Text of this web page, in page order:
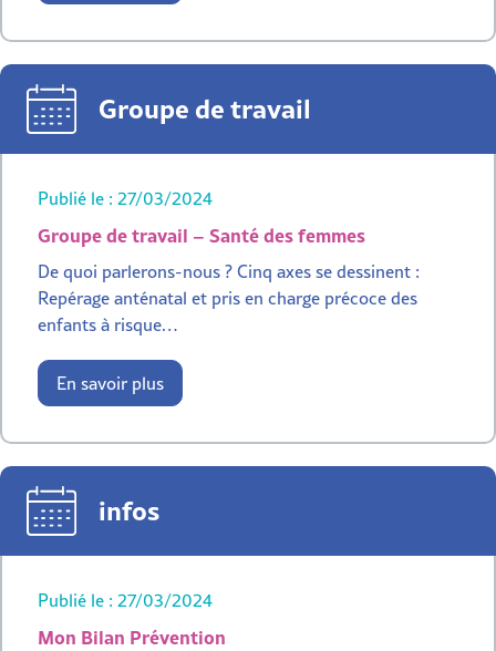
Groupe de travail
Publié le : 27/03/2024
Groupe de travail – Santé des femmes
De quoi parlerons-nous ? Cinq axes se dessinent :
Repérage anténatal et pris en charge précoce des
enfants à risque…
En savoir plus
infos
Publié le : 27/03/2024
Mon Bilan Prévention